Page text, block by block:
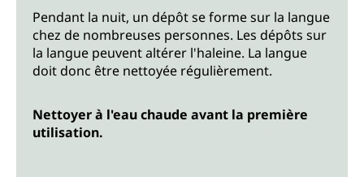
Pendant la nuit, un dépôt se forme sur la langue
chez de nombreuses personnes. Les dépôts sur
la langue peuvent altérer l'haleine. La langue
doit donc être nettoyée régulièrement.
Nettoyer à l'eau chaude avant la première
utilisation.